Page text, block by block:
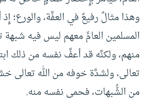
وهذا مثالٌ رفيعٌ في العفَّة، والورع؛
المسلمين العامِّ معهم ليس فيه شبهة
منهم، ولكنَّه قد أعفَّ نفسه من ذلك
تعالى، ولشدَّة خوفه من الله تعالى
من الشُّبهات، فحمى نفسه منه.